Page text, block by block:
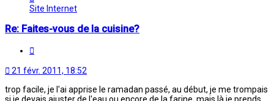
$anâa
Site Internet
Re: Faites-vous de la cuisine?
21 févr. 2011, 18:52
trop facile, je l'ai apprise le ramadan passé, au début, je me trompais